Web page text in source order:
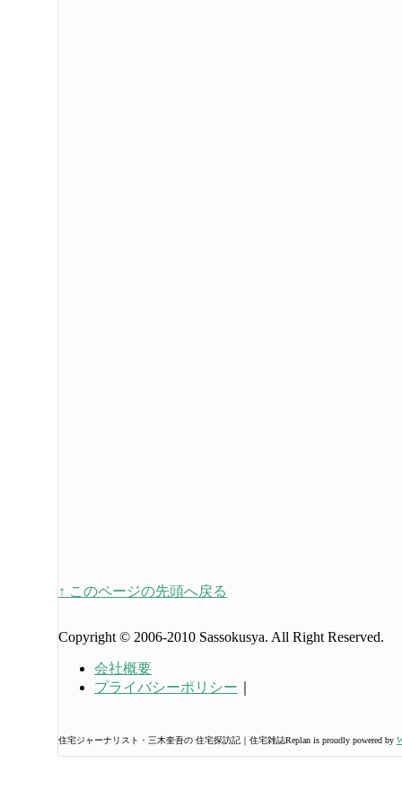
↑ このページの先頭へ戻る
Copyright © 2006-2010 Sassokusya. All Right Reserved.
会社概要
プライバシーポリシー
住宅ジャーナリスト・三木奎吾の 住宅探訪記｜住宅雑誌Replan is proudly powered by